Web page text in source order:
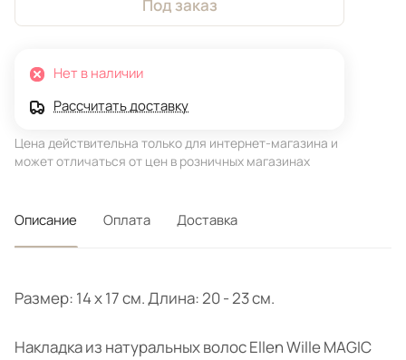
Под заказ
Нет в наличии
Рассчитать доставку
Цена действительна только для интернет-магазина и
может отличаться от цен в розничных магазинах
Описание Оплата Доставка
Размер: 14 x 17 см. Длина: 20 - 23 cм.
Накладка из натуральных волос Ellen Wille MAGIC